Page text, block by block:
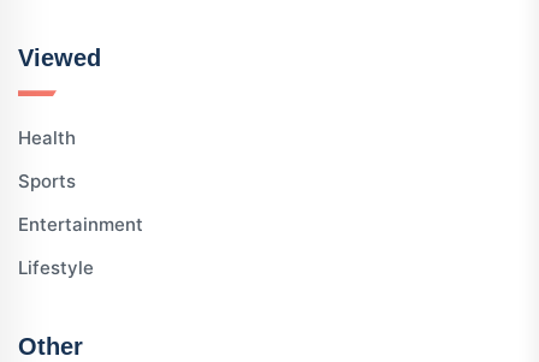
Viewed
Health
Sports
Entertainment
Lifestyle
Other